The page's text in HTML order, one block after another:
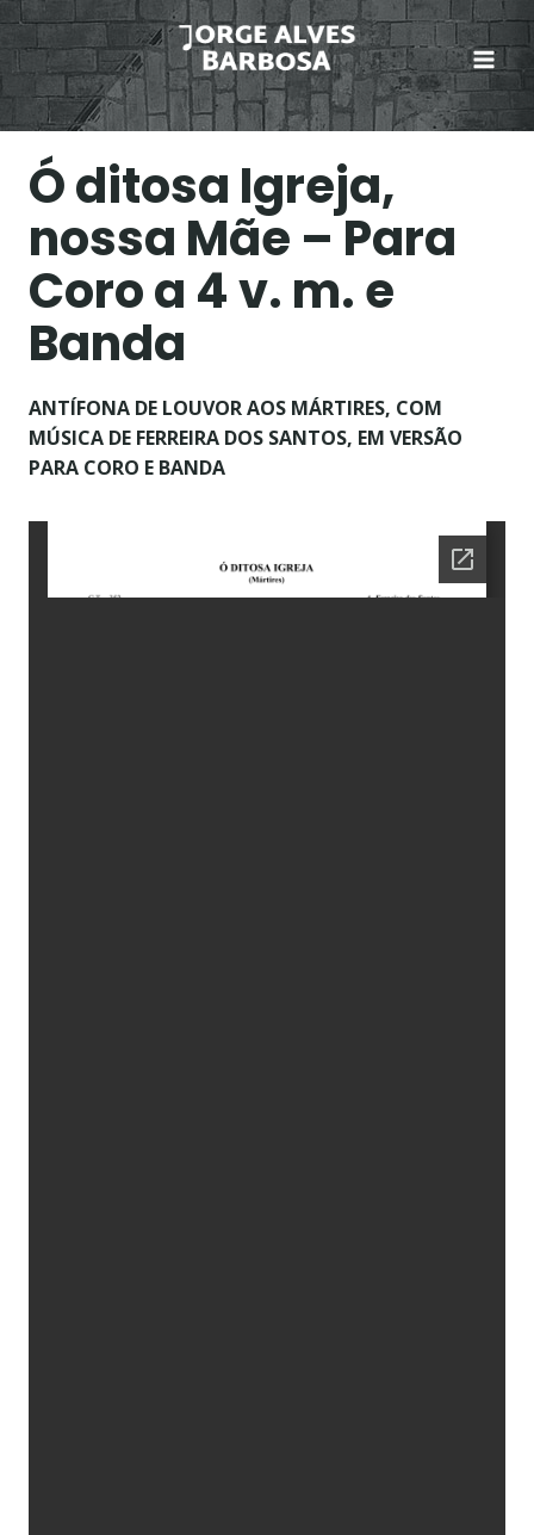
Skip
to
content
Ó ditosa Igreja,
nossa Mãe – Para
Coro a 4 v. m. e
Banda
ANTÍFONA DE LOUVOR AOS MÁRTIRES, COM
MÚSICA DE FERREIRA DOS SANTOS, EM VERSÃO
PARA CORO E BANDA